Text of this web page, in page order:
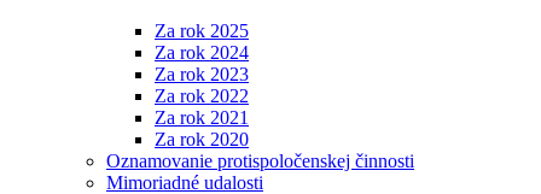
Za rok 2025
Za rok 2024
Za rok 2023
Za rok 2022
Za rok 2021
Za rok 2020
Oznamovanie protispoločenskej činnosti
Mimoriadné udalosti